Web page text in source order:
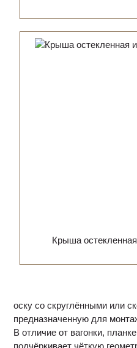
Крыша
оску со скруглёнными или
предназначенную для
В отличие от вагонки,
подчёркивает чёткую